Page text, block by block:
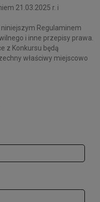
21.03.2025 r. i
Regulaminem
i inne przepisy prawa.
z Konkursu będą
właściwy miejscowo